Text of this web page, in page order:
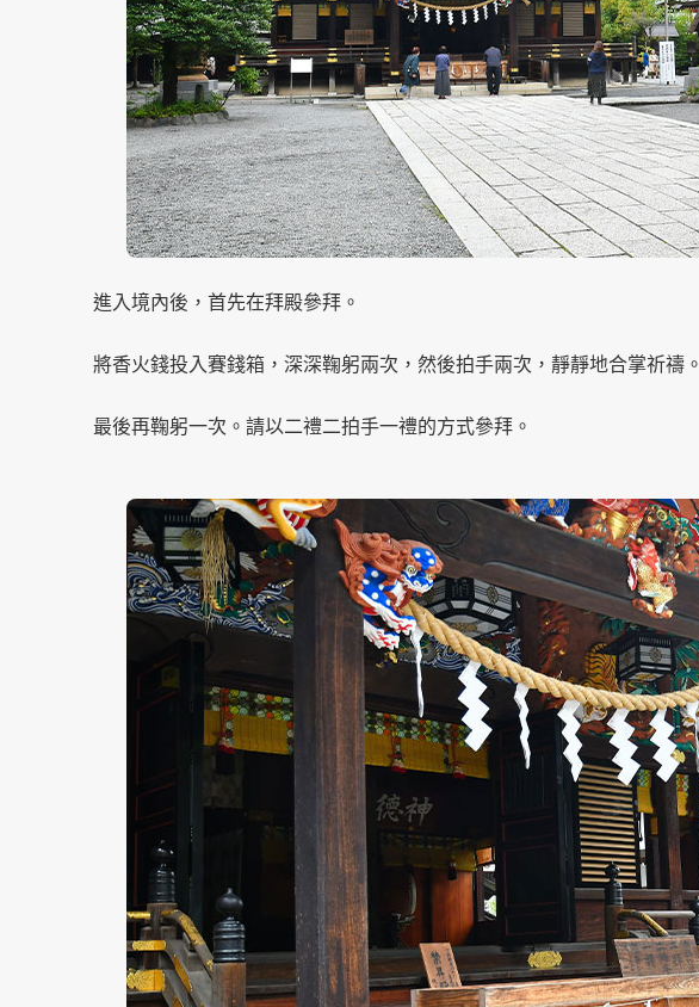
進入境內後，首先在拜殿參拜。
將香火錢投入賽錢箱，深深鞠躬兩次，然後拍手兩次，靜靜地合掌祈禱。
最後再鞠躬一次。請以二禮二拍手一禮的方式參拜。